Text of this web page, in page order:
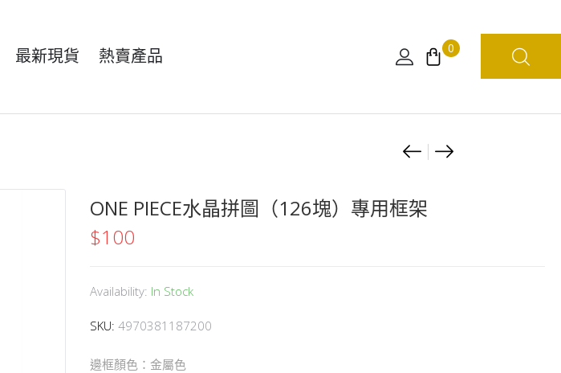
最新現貨 熱賣產品 0
Product
剪300
ONE PIECE水晶拼圖（126塊）專用框架
$100
Availability: In Stock
SKU: 4970381187200
邊框顏色：金屬色